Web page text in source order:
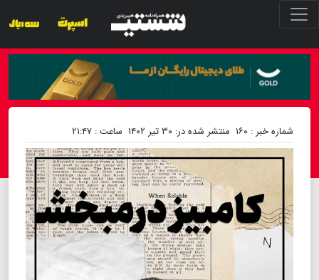
شماره خبر : ۱۶۰ منتشر شده در: ۳۰ تیر ۱۴۰۲ ساعت : ۲۱:۴۷